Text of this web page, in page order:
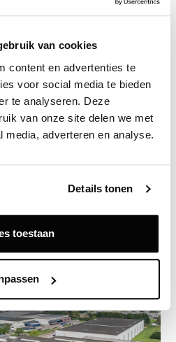
van cookies
content en advertenties te
voor social media te bieden
te analyseren. Deze
van onze site delen we met
media, adverteren en analyse.
Details tonen
toestaan
licentiehouders
betrokken zijn bij dit nieuws.
voor licentiehouders van
Terug